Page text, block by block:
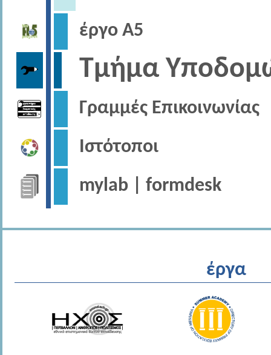
έργο Α5
Τμήμα
Γραμμές Επικοινωνίας
Ιστότοποι
mylab | formdesk
έργα